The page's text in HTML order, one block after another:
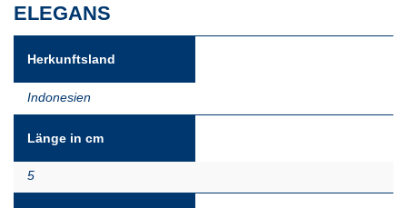
ELEGANS
Herkunftsland
Indonesien
Länge in cm
5